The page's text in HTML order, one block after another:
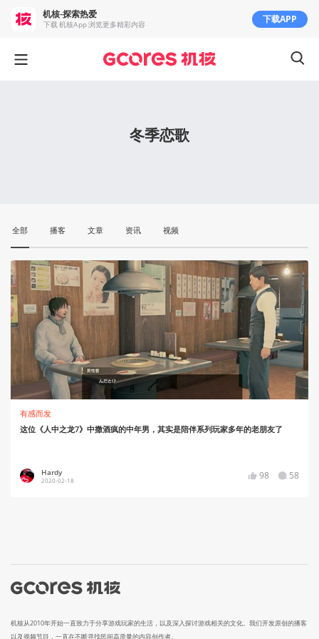
冬季恋歌
全部 播客 文章 资讯 视频
有感而发
这位《人中之龙7》中撒酒疯的中年男，其实是陪伴系列玩家多年的老朋友了
Hardy
2020-02-18 98 58
机核从2010年开始一直致力于分享游戏玩家的生活，以及深入探讨游戏相关的文化。我们开发原创的播客
以及视频节目，一直在不断寻找民间高质量的内容创作者。
机核-探索热爱
下载 机核App 浏览更多精彩内容 下载APP